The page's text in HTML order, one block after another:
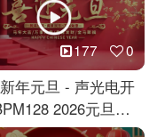
177 0
年元旦 - 声光电开
2026元旦马